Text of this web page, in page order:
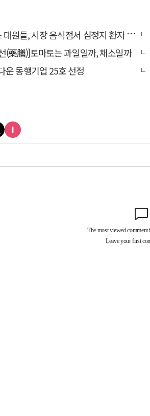
들, 시장 음식점서 심정지 환자 생명 살려
(藥膳)]토마토는 과일일까, 채소일까
운 동행기업 25호 선정